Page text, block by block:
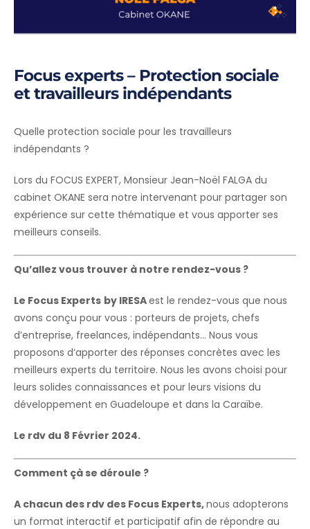
Focus experts – Protection sociale
et travailleurs indépendants
Quelle protection sociale pour les travailleurs
indépendants ?
Lors du FOCUS EXPERT, Monsieur Jean-Noël FALGA du
cabinet OKANE sera notre intervenant pour partager son
expérience sur cette thématique et vous apporter ses
meilleurs conseils.
Qu’allez vous trouver à notre rendez-vous ?
Le Focus Experts by IRESAest le rendez-vous que nous
avons conçu pour vous : porteurs de projets, chefs
d’entreprise, freelances, indépendants… Nous vous
proposons d’apporter des réponses concrètes avec les
meilleurs experts du territoire. Nous les avons choisi pour
leurs solides connaissances et pour leurs visions du
développement en Guadeloupe et dans la Caraïbe.
Le rdv du 8 Février 2024.
Comment çà se déroule ?
A chacun des rdv des Focus Experts,nous adopterons
un format interactif et participatif afin de répondre au